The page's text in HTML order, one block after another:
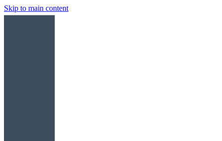
Skip to main content